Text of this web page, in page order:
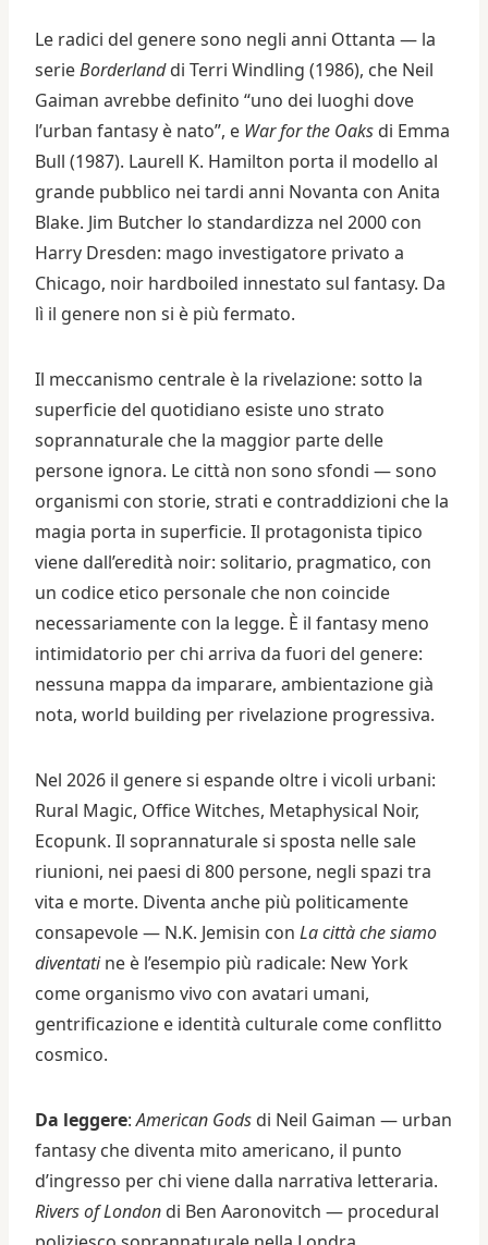
Le radici del genere sono negli anni Ottanta — la
serieBorderlanddi Terri Windling (1986), che Neil
Gaiman avrebbe definito “uno dei luoghi dove
l’urban fantasy è nato”, e War for the Oaks di Emma
Bull (1987). Laurell K. Hamilton porta il modello al
grande pubblico nei tardi anni Novanta con Anita
Blake. Jim Butcher lo standardizza nel 2000 con
Harry Dresden: mago investigatore privato a
Chicago, noir hardboiled innestato sul fantasy. Da
lì il genere non si è più fermato.
Il meccanismo centrale è la rivelazione: sotto la
superficie del quotidiano esiste uno strato
soprannaturale che la maggior parte delle
persone ignora. Le città non sono sfondi — sono
organismi con storie, strati e contraddizioni che la
magia porta in superficie. Il protagonista tipico
viene dall’eredità noir: solitario, pragmatico, con
un codice etico personale che non coincide
necessariamente con la legge. È il fantasy meno
intimidatorio per chi arriva da fuori del genere:
nessuna mappa da imparare, ambientazione già
nota, world building per rivelazione progressiva.
Nel 2026 il genere si espande oltre i vicoli urbani:
Rural Magic, Office Witches, Metaphysical Noir,
Ecopunk. Il soprannaturale si sposta nelle sale
riunioni, nei paesi di 800 persone, negli spazi tra
vita e morte. Diventa anche più politicamente
consapevole — N.K. Jemisin con La città che siamo
diventatine è l’esempio più radicale: New York
come organismo vivo con avatari umani,
gentrificazione e identità culturale come conflitto
cosmico.
Da leggere:American Gods di Neil Gaiman — urban
fantasy che diventa mito americano, il punto
d’ingresso per chi viene dalla narrativa letteraria.
Rivers of London di Ben Aaronovitch — procedural